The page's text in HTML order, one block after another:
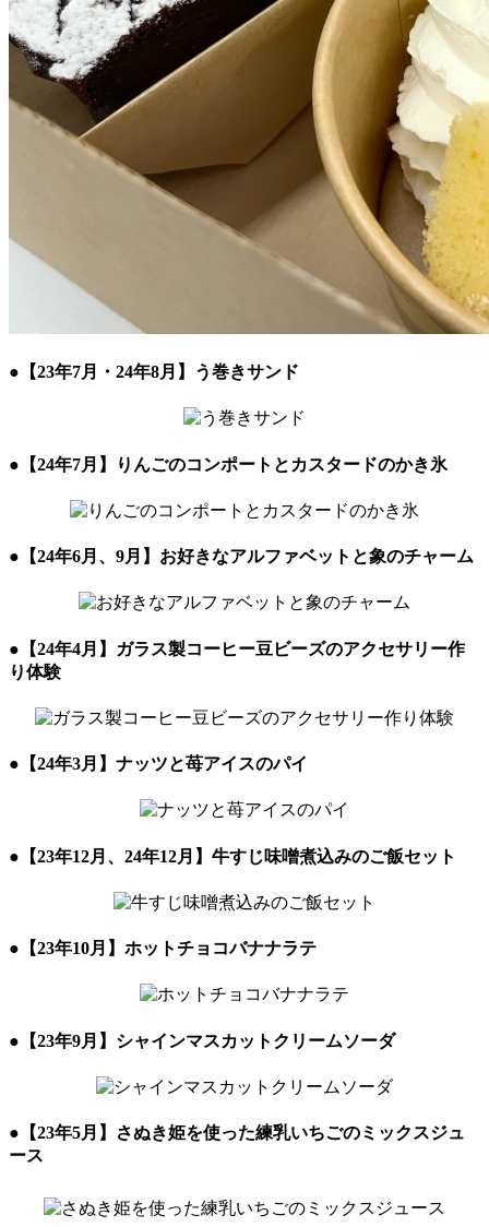
● 【23年7月・24年8月】う巻きサンド
● 【24年7月】りんごのコンポートとカスタードのかき氷
● 【24年6月、9月】お好きなアルファベットと象のチャーム
● 【24年4月】ガラス製コーヒー豆ビーズのアクセサリー作
り体験
● 【24年3月】ナッツと苺アイスのパイ
● 【23年12月、24年12月】牛すじ味噌煮込みのご飯セット
● 【23年10月】ホットチョコバナナラテ
● 【23年9月】シャインマスカットクリームソーダ
● 【23年5月】さぬき姫を使った練乳いちごのミックスジュ
ース